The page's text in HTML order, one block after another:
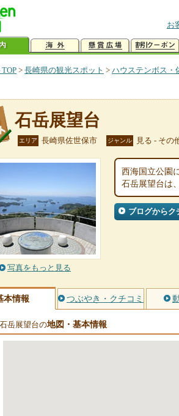
お
> 長崎県の観光スポット > ハウステンボス・
石岳展望台
エリア 長崎県佐世保市 ジャンル 見る - その
写真をもっと見る
西海国立公園
石岳展望台は
ブログからク
本情報 つぶやき・クチコミ
石岳展望台の地図・基本情報